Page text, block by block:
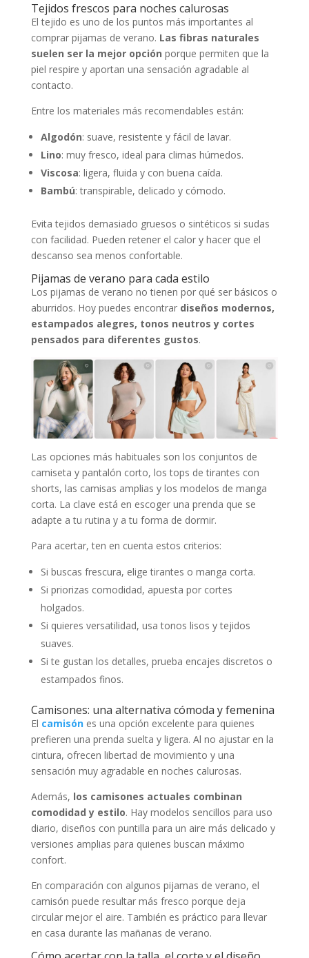
Tejidos frescos para noches calurosas
El tejido es uno de los puntos más importantes al
comprar pijamas de verano. Las fibras naturales
suelen ser la mejor opción porque permiten que la
piel respire y aportan una sensación agradable al
contacto.
Entre los materiales más recomendables están:
Algodón: suave, resistente y fácil de lavar.
Lino: muy fresco, ideal para climas húmedos.
Viscosa: ligera, fluida y con buena caída.
Bambú: transpirable, delicado y cómodo.
Evita tejidos demasiado gruesos o sintéticos si sudas
con facilidad. Pueden retener el calor y hacer que el
descanso sea menos confortable.
Pijamas de verano para cada estilo
Los pijamas de verano no tienen por qué ser básicos o
aburridos. Hoy puedes encontrar diseños modernos,
estampados alegres, tonos neutros y cortes
pensados para diferentes gustos.
Las opciones más habituales son los conjuntos de
camiseta y pantalón corto, los tops de tirantes con
shorts, las camisas amplias y los modelos de manga
corta. La clave está en escoger una prenda que se
adapte a tu rutina y a tu forma de dormir.
Para acertar, ten en cuenta estos criterios:
Si buscas frescura, elige tirantes o manga corta.
Si priorizas comodidad, apuesta por cortes
holgados.
Si quieres versatilidad, usa tonos lisos y tejidos
suaves.
Si te gustan los detalles, prueba encajes discretos o
estampados finos.
Camisones: una alternativa cómoda y femenina
El camisónes una opción excelente para quienes
prefieren una prenda suelta y ligera. Al no ajustar en la
cintura, ofrecen libertad de movimiento y una
sensación muy agradable en noches calurosas.
Además, los camisones actuales combinan
comodidad y estilo. Hay modelos sencillos para uso
diario, diseños con puntilla para un aire más delicado y
versiones amplias para quienes buscan máximo
confort.
En comparación con algunos pijamas de verano, el
camisón puede resultar más fresco porque deja
circular mejor el aire. También es práctico para llevar
en casa durante las mañanas de verano.